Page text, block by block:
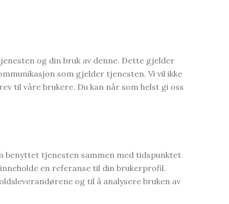
og din bruk av denne. Dette gjelder
som gjelder tjenesten. Vi vil ikke
til våre brukere. Du kan når som helst gi oss
benyttet tjenesten sammen med tidspunktet
en referanse til din brukerprofil.
og til å analysere bruken av